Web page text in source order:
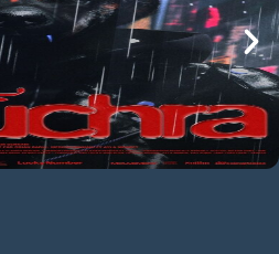
mer 05/08
21h00